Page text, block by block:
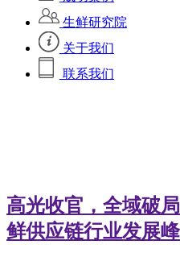
生鲜研究院
关于我们
联系我们
高光收官，全域破
鲜供应链行业发展